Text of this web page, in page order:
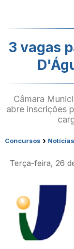
3 vagas
Câmara
abre inscrições
Concursos › Notícias
Terça-feira, 26